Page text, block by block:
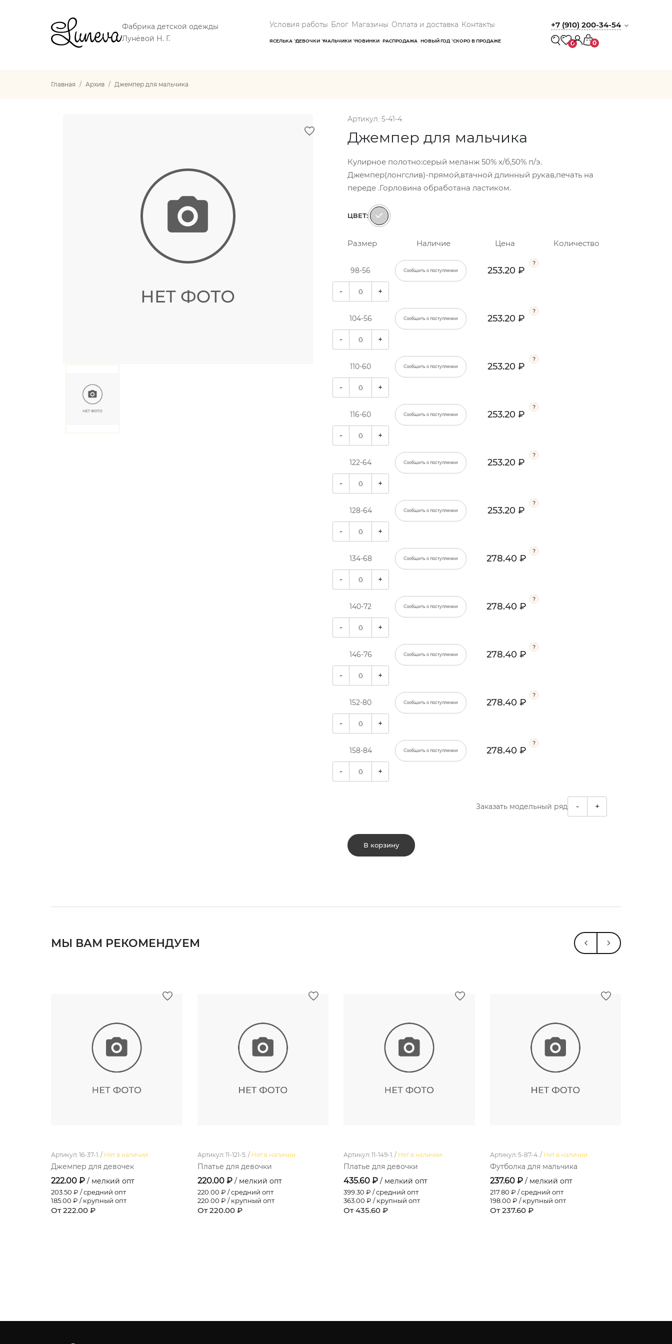
Фабрика детской одежды
Лунёвой Н. Г.
Условия работы Блог Магазины Оплата и доставка Контакты
ЯСЕЛЬКА ДЕВОЧКИ МАЛЬЧИКИ НОВИНКИ РАСПРОДАЖА НОВЫЙ ГОД СКОРО В ПРОДАЖЕ
+7 (910) 200-34-54
0 0
Главная Архив Джемпер для мальчика
Артикул: 5-41-4.
Джемпер для мальчика
Кулирное полотно:серый меланж 50% х/б,50% п/э.
Джемпер(лонгслив)-прямой,втачной длинный рукав,печать на
переде .Горловина обработана ластиком.
ЦВЕТ:
Размер Наличие Цена Количество
98-56 Сообщить о поступлении 253.20 ₽
- +
104-56 Сообщить о поступлении 253.20 ₽
- +
110-60 Сообщить о поступлении 253.20 ₽
- +
116-60 Сообщить о поступлении 253.20 ₽
- +
122-64 Сообщить о поступлении 253.20 ₽
- +
128-64 Сообщить о поступлении 253.20 ₽
- +
134-68 Сообщить о поступлении 278.40 ₽
- +
140-72 Сообщить о поступлении 278.40 ₽
- +
146-76 Сообщить о поступлении 278.40 ₽
- +
152-80 Сообщить о поступлении 278.40 ₽
- +
158-84 Сообщить о поступлении 278.40 ₽
- +
Заказать модельный ряд - +
В корзину
МЫ ВАМ РЕКОМЕНДУЕМ
Артикул: 16-37-1. / Нет в наличии
Джемпер для девочек
222.00 ₽ / мелкий опт
203.50 ₽ / средний опт
185.00 ₽ / крупный опт
От 222.00 ₽
Артикул: 11-121-5. / Нет в наличии
Платье для девочки
220.00 ₽ / мелкий опт
220.00 ₽ / средний опт
220.00 ₽ / крупный опт
От 220.00 ₽
Артикул: 11-149-1. / Нет в наличии
Платье для девочки
435.60 ₽ / мелкий опт
399.30 ₽ / средний опт
363.00 ₽ / крупный опт
От 435.60 ₽
Артикул: 5-87-4. / Нет в наличии
Футболка для мальчика
237.60 ₽ / мелкий опт
217.80 ₽ / средний опт
198.00 ₽ / крупный опт
От 237.60 ₽